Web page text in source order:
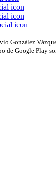
González
de Google Play